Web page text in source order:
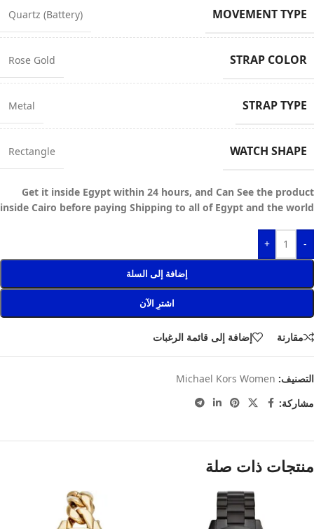
MOVEMENT TYPE
Quartz (Battery)
STRAP COLOR
Rose Gold
STRAP TYPE
Metal
WATCH SHAPE
Rectangle
Get it inside Egypt within 24 hours, and Can See the product
inside Cairo before paying Shipping to all of Egypt and the world
-
+
إضافة إلى السلة
اشترِ الآن
مقارنة إضافة إلى قائمة الرغبات
التصنيف: Michael Kors Women
مشاركة:
منتجات ذات صلة